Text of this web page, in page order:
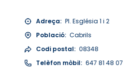
Adreça: Pl. Església 1 i 2
Població: Cabrils
Codi postal: 08348
Telèfon mòbil: 647 81 48 07